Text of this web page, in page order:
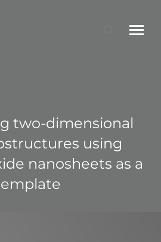
Search:
two-dimensional
using
nanosheets as a